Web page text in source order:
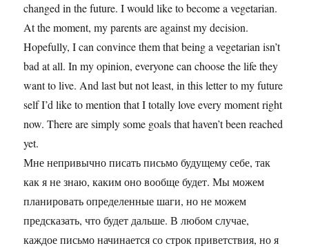
changed in the future. I would like to become a vegetarian.
At the moment, my parents are against my decision.
Hopefully, I can convince them that being a vegetarian isn’t
bad at all. In my opinion, everyone can choose the life they
want to live. And last but not least, in this letter to my future
self I’d like to mention that I totally love every moment right
now. There are simply some goals that haven’t been reached
yet.
Мне непривычно писать письмо будущему себе, так
как я не знаю, каким оно вообще будет. Мы можем
планировать определенные шаги, но не можем
предсказать, что будет дальше. В любом случае,
каждое письмо начинается со строк приветствия, но я